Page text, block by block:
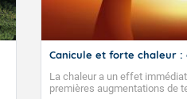
Canicule et forte chaleur
La chaleur a un effet
premières augmentations de